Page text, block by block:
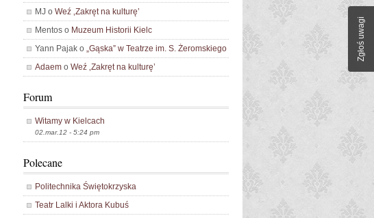
MJ o Weź ‚Zakręt na kulturę’
Mentos o Muzeum Historii Kielc
Yann Pajak o „Gąska” w Teatrze im. S. Żeromskiego
Adaem o Weź ‚Zakręt na kulturę’
Forum
Witamy w Kielcach
02.mar.12 - 5:24 pm
Polecane
Politechnika Świętokrzyska
Teatr Lalki i Aktora Kubuś
Zgłoś uwagi